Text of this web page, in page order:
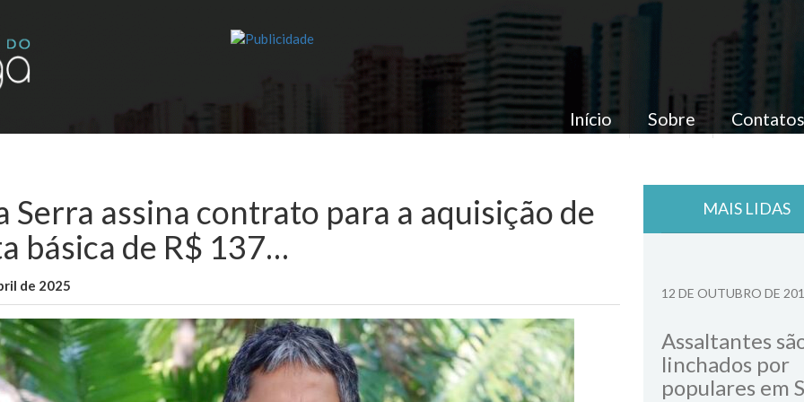
Início Sobre Contatos
Serra assina contrato para a aquisição de
básica de R$ 137…
de 2025
MAIS LIDAS
12 DE OUTUBRO DE
Assaltantes
linchados por
populares em